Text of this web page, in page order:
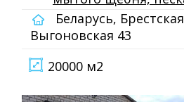
Беларусь,
Выгоновская 43
20000 м2